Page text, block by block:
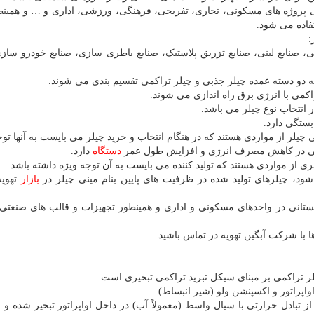
پروژه های مسکونی، تجاری، تفریحی، فرهنگی، ورزشی، اداری و … و
می شود.
صنایع لبنی، صنایع تزریق پلاستیک، صنایع باطری سازی، صنایع خودرو
دو دسته عمده چیلر جذبی و چیلر تراکمی تقسیم بندی می شوند.
با انرژی برق راه اندازی می شوند.
نوع چیلر می باشد.
دارد.
از مواردی هستند که در هنگام انتخاب و خرید چیلر می بایست به آنها
در کاهش مصرف انرژی و افزایش طول عمر دستگاه دارد.
از مواردی هستند که تولید کننده می بایست به آن توجه ویژه داشته باشد.
چیلرهای تولید شده در ظرفیت های پایین بنام مینی چیلر در بازار
در واحدهای مسکونی و اداری و همینطور تجهیزات و قالب های صنعتی
شرکت آبگین تهویه در تماس باشید.
تراکمی بر مبنای سیکل تبرید تراکمی تبخیری است.
و اکسپنشن ولو (شیر انبساط).
تبادل حرارتی با سیال واسط (معمولاً آب) در داخل اواپراتور تبخیر شده